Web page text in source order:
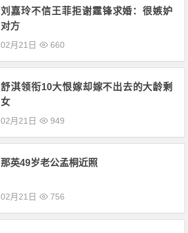
刘嘉玲不信王菲拒谢霆锋求婚：很嫉妒
对方
02月21日 660
舒淇领衔10大恨嫁却嫁不出去的大龄剩
女
02月21日 949
那英49岁老公孟桐近照
02月21日 756